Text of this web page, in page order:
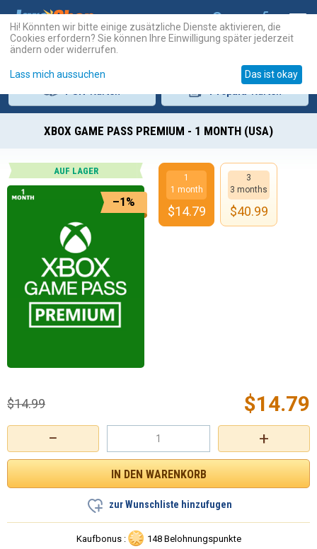
XBOX GAME PASS PREMIUM - 1 MONTH (USA)
AUF LAGER
–1%
+
−
$14.79
$14.99
zur Wunschliste hinzufugen
Kaufbonus : 148 Belohnungspunkte
1
1 month
$14.79
3
3 months
$40.99
Hi! Könnten wir bitte einige zusätzliche Dienste aktivieren, die
Cookies erfordern? Sie können Ihre Einwilligung später jederzeit
ändern oder widerrufen.
Lass mich aussuchen Das ist okay